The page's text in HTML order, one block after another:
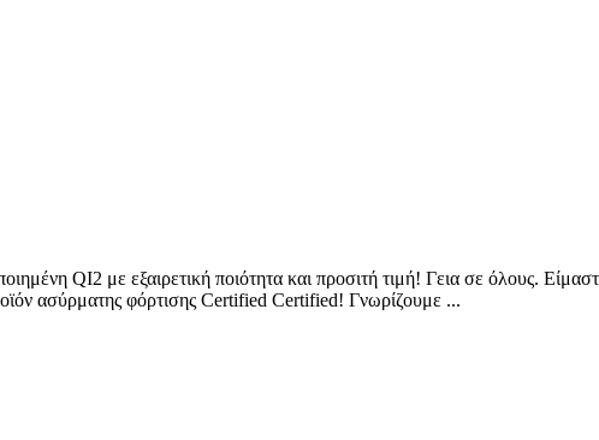
QI2 με εξαιρετική ποιότητα και προσιτή τιμή! Γεια σε όλους.
ασύρματης φόρτισης Certified Certified! Γνωρίζουμε ...